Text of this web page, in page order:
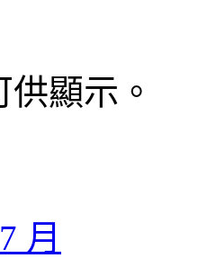
顯示。
月